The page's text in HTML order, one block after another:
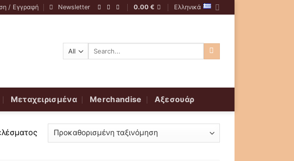
/ Εγγραφή Newsletter 0.00 € Ελληνικά
Αναζήτηση
Μεταχειρισμένα Merchandise Αξεσουάρ